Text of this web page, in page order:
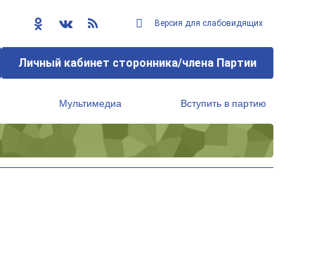
Версия для слабовидящих
Личный кабинет сторонника/члена Партии
Мультимедиа Вступить в партию